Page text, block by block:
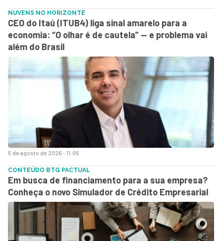
5 de agosto de 2026 - 11:05
NUVENS NO HORIZONTE
CEO do Itaú (ITUB4) liga sinal amarelo para a
economia: “O olhar é de cautela” — e problema vai
além do Brasil
CONTEÚDO BTG PACTUAL
Em busca de financiamento para a sua empresa?
Conheça o novo Simulador de Crédito Empresarial